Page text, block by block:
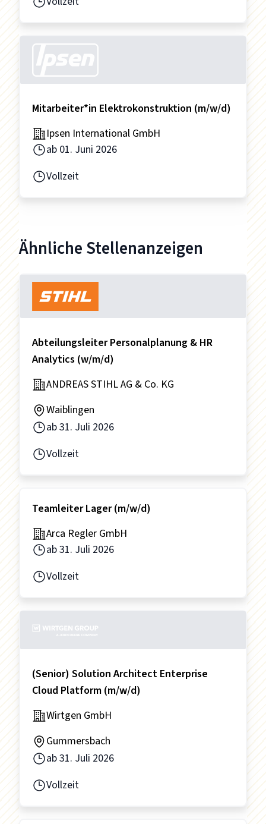
Mitarbeiter*in Elektrokonstruktion (m/w/d)
Ipsen International GmbH
ab 01. Juni 2026
Vollzeit
Ähnliche Stellenanzeigen
Abteilungsleiter Personalplanung & HR
Analytics (w/m/d)
ANDREAS STIHL AG & Co. KG
Waiblingen
ab31. Juli 2026
Vollzeit
Teamleiter Lager (m/w/d)
Arca Regler GmbH
ab31. Juli 2026
Vollzeit
(Senior) Solution Architect Enterprise
Cloud Platform (m/w/d)
Wirtgen GmbH
Gummersbach
ab31. Juli 2026
Vollzeit